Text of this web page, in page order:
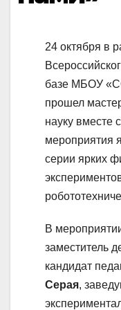
24 октября в
базе МБОУ
прошел
науку вместе
мероприятия
серии ярких
В
заместитель
кандидат
Серая,